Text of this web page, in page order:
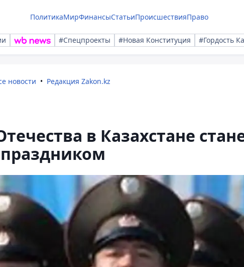
ПолитикаМирФинансыСтатьиПроисшествияПраво
#Спецпроекты #Новая Конституция #Гордость
новости Редакция Zakon.kz
в Казахстане